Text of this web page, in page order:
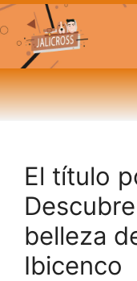
El título
belleza
Ibicenco